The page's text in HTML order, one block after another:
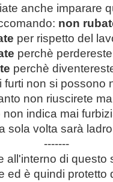
anche imparare
non
per rispetto del
perchè
perchè
furti non si possono
non riuscirete
non indica mai
sola volta sarà
-------
all'interno di questo
ed è quindi protetto